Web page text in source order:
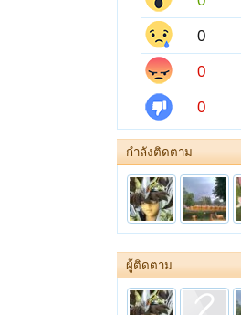
0
0
0
กำลังติดตาม
ผู้ติดตาม